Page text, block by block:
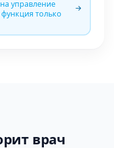
управление
только
врач